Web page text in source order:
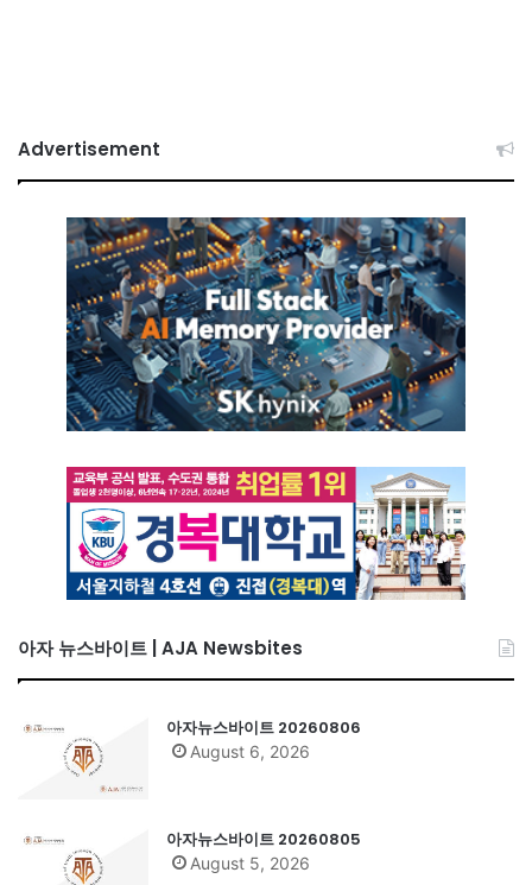
Advertisement
아자 뉴스바이트 | AJA Newsbites
아자뉴스바이트 20260806
August 6, 2026
아자뉴스바이트 20260805
August 5, 2026